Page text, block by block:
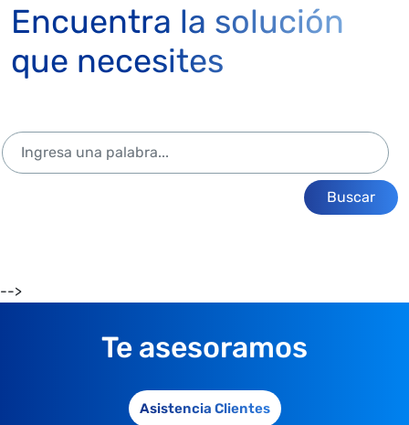
Encuentra la solución
que necesites
Buscar
-->
Te asesoramos
Asistencia Clientes